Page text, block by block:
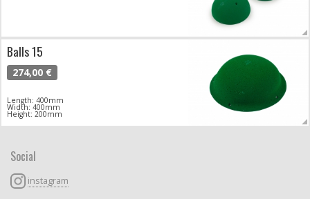
Balls 15
274,00 €
Length: 400mm
Width: 400mm
Height: 200mm
Social
instagram